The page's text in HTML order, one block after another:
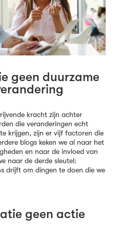
geen duurzame
kracht zijn achter
die veranderingen echt
krijgen, zijn er vijf factoren die
blogs keken we al naar het
en naar de invloed van
naar de derde sleutel:
drijft om dingen te doen die we
geen actie